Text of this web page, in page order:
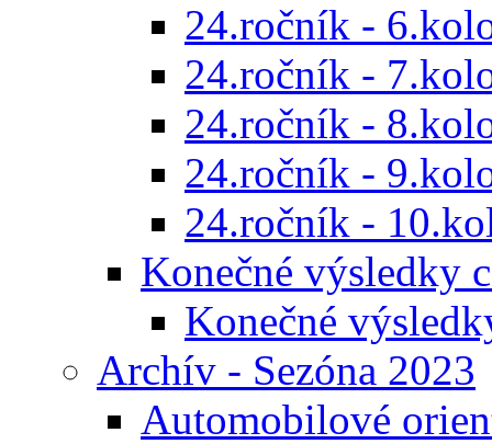
24.ročník -
24.ročník -
24.ročník -
24.ročník -
24.ročník -
Konečné výsledky
Konečné
Archív - Sezóna 2023
Automobilové